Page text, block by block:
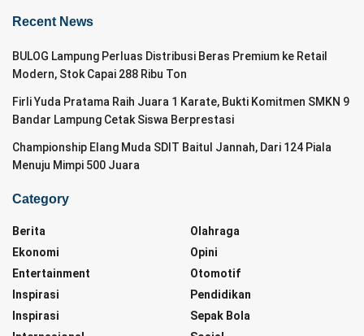
Recent News
BULOG Lampung Perluas Distribusi Beras Premium ke Retail
Modern, Stok Capai 288 Ribu Ton
Firli Yuda Pratama Raih Juara 1 Karate, Bukti Komitmen SMKN 9
Bandar Lampung Cetak Siswa Berprestasi
Championship Elang Muda SDIT Baitul Jannah, Dari 124 Piala
Menuju Mimpi 500 Juara
Category
Berita
Ekonomi
Entertainment
Inspirasi
Inspirasi
Olahraga
Opini
Otomotif
Pendidikan
Sepak Bola